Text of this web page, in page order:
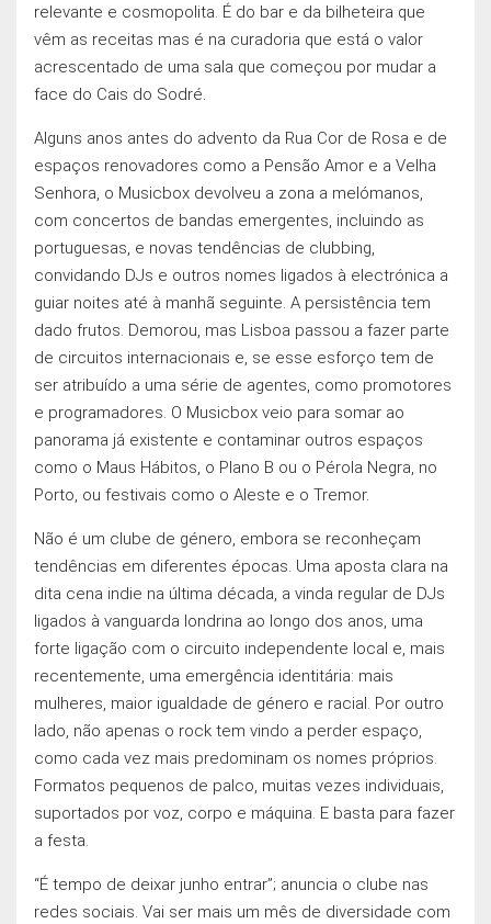
relevante e cosmopolita. É do bar e da bilheteira que
vêm as receitas mas é na curadoria que está o valor
acrescentado de uma sala que começou por mudar a
face do Cais do Sodré.
Alguns anos antes do advento da Rua Cor de Rosa e de
espaços renovadores como a Pensão Amor e a Velha
Senhora, o Musicbox devolveu a zona a melómanos,
com concertos de bandas emergentes, incluindo as
portuguesas, e novas tendências de clubbing,
convidando DJs e outros nomes ligados à electrónica a
guiar noites até à manhã seguinte. A persistência tem
dado frutos. Demorou, mas Lisboa passou a fazer parte
de circuitos internacionais e, se esse esforço tem de
ser atribuído a uma série de agentes, como promotores
e programadores. O Musicbox veio para somar ao
panorama já existente e contaminar outros espaços
como o Maus Hábitos, o Plano B ou o Pérola Negra, no
Porto, ou festivais como o Aleste e o Tremor.
Não é um clube de género, embora se reconheçam
tendências em diferentes épocas. Uma aposta clara na
dita cena indie na última década, a vinda regular de DJs
ligados à vanguarda londrina ao longo dos anos, uma
forte ligação com o circuito independente local e, mais
recentemente, uma emergência identitária: mais
mulheres, maior igualdade de género e racial. Por outro
lado, não apenas o rock tem vindo a perder espaço,
como cada vez mais predominam os nomes próprios.
Formatos pequenos de palco, muitas vezes individuais,
suportados por voz, corpo e máquina. E basta para fazer
a festa.
“É tempo de deixar junho entrar”; anuncia o clube nas
redes sociais. Vai ser mais um mês de diversidade com